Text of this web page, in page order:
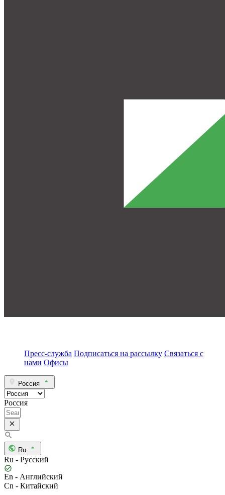
Пресс-служба Подписаться на рассылку Связаться с
нами Офисы
Россия
Россия
Ru
Ru - Русский
En - Английский
Cn - Китайский